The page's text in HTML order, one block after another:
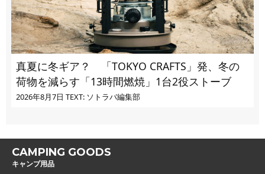
真夏に冬ギア？ 「TOKYO CRAFTS」発、冬の
荷物を減らす「13時間燃焼」1台2役ストーブ
2026年8月7日 TEXT: ソトラバ編集部
CAMPING GOODS
キャンプ用品